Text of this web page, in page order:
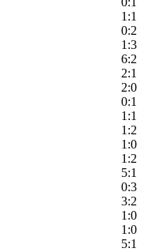
1:1
0:2
1:3
6:2
2:1
2:0
0:1
1:1
1:2
1:0
1:2
5:1
0:3
3:2
1:0
1:0
5:1